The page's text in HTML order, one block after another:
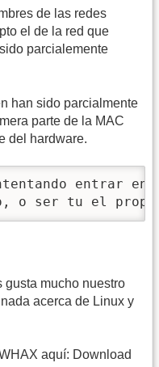
de las redes
el de la red que
parcialemente
han sido parcialmente
parte de la MAC
del hardware.
entrar
o ser tu el
gusta mucho nuestro
acerca de Linux y
aquí: Download